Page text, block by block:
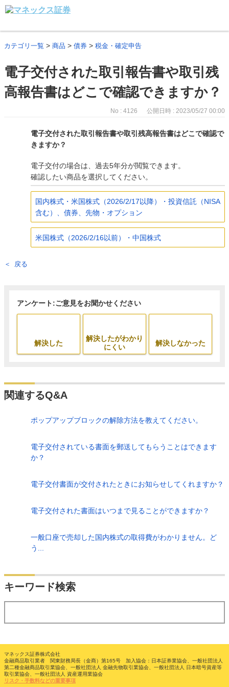
カテゴリ一覧 > 商品 > 債券 > 税金・確定申告
電子交付された取引報告書や取引残
高報告書はどこで確認できますか？
No : 4126 公開日時 : 2023/05/27 00:00
電子交付された取引報告書や取引残高報告書はどこで確認で
きますか？
電子交付の場合は、過去5年分が閲覧できます。
確認したい商品を選択してください。
国内株式・米国株式（2026/2/17以降）・投資信託（NISA
含む）、債券、先物・オプション
米国株式（2026/2/16以前）・中国株式
戻る
アンケート:ご意見をお聞かせください
解決した
解決したがわかり
にくい
解決しなかった
関連するQ&A
ポップアップブロックの解除方法を教えてください。
電子交付されている書面を郵送してもらうことはできます
か？
電子交付書面が交付されたときにお知らせしてくれますか？
電子交付された書面はいつまで見ることができますか？
一般口座で売却した国内株式の取得費がわかりません。ど
う...
キーワード検索
マネックス証券株式会社
金融商品取引業者 関東財務局長（金商）第165号 加入協会：日本証券業協会、一般社団法人
第二種金融商品取引業協会、一般社団法人 金融先物取引業協会、一般社団法人 日本暗号資産等
取引業協会、一般社団法人 資産運用業協会
リスク・手数料などの重要事項